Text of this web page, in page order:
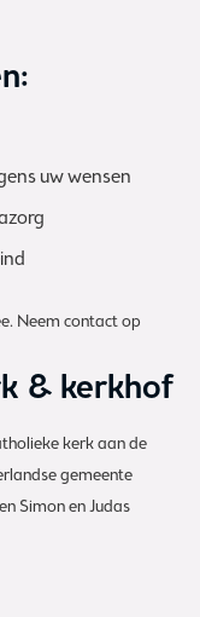
uw wensen
Neem contact op
& kerkhof
kerk aan de
gemeente
Simon en Judas